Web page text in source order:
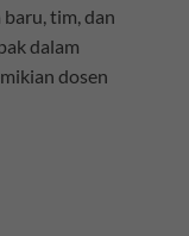
baru, tim, dan
dalam
dosen